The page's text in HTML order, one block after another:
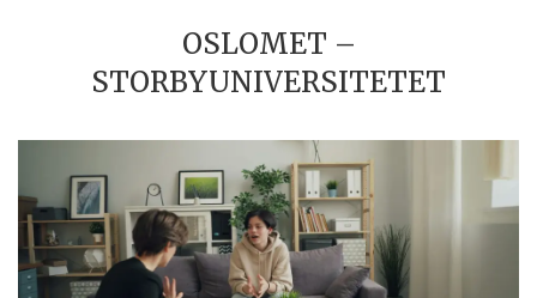
OSLOMET –
STORBYUNIVERSITETET